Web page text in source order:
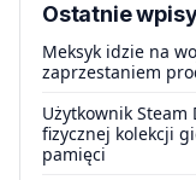
Ostatnie
Meksyk idzie na
zaprzestaniem
Użytkownik Steam
fizycznej kolekcji
pamięci